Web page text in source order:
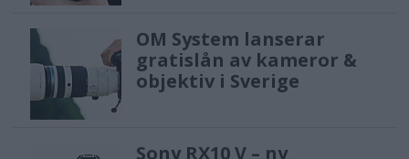
across the US to their training of
future photographers and
videographers and now, developing a
camera system that will radically
OM System lanserar
gratislån av kameror &
objektiv i Sverige
Sony RX10 V – ny